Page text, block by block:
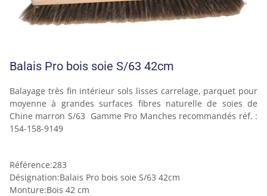
Balais Pro bois soie S/63 42cm
Balayage très fin intérieur sols lisses carrelage, parquet pour
moyenne à grandes surfaces fibres naturelle de soies de
Chine marron S/63  Gamme Pro Manches recommandés réf. :
154-158-9149
Référence:283
Désignation:Balais Pro bois soie S/63 42cm
Monture:Bois 42 cm